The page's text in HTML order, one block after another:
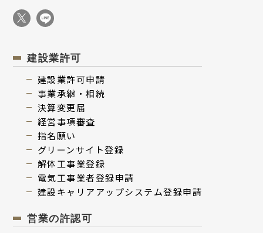
建設業許可
建設業許可申請
事業承継・相続
決算変更届
経営事項審査
指名願い
グリーンサイト登録
解体⼯事業登録
電気⼯事業者登録申請
建設キャリアアップシステム登録申請
営業の許認可